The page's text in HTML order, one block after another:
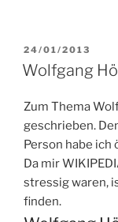
AM
24/01/2013
Wolfgang
Zum Thema
geschrieben.
Person habe
Da mir
stressig waren,
finden.